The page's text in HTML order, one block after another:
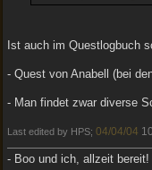
Ist auch im Questlogbuch
- Quest von Anabell (bei
- Man findet zwar diverse
Last edited by HPS; 04/04/04
- Boo und ich, allzeit bereit!